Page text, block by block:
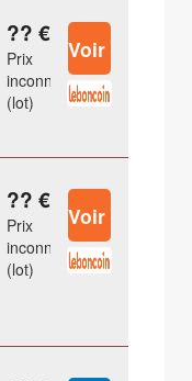
?? €
Prix
inconnu
(lot)
?? €
Prix
inconnu
(lot)